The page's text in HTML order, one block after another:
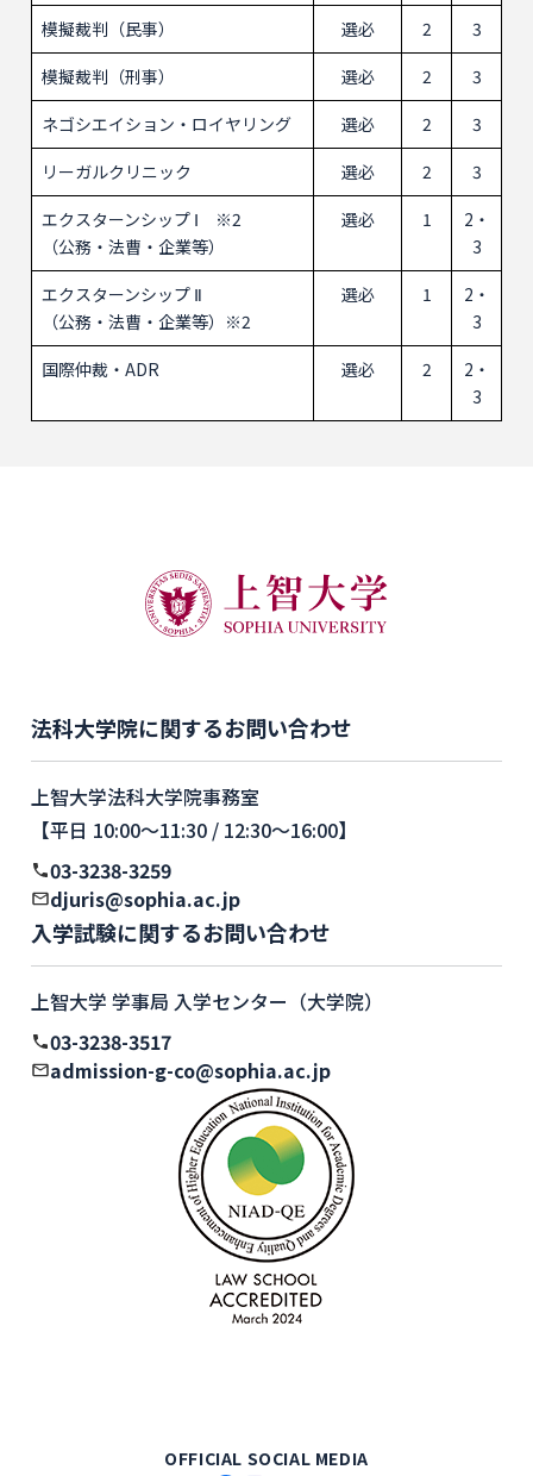
模擬裁判（民事）
選必 2
3
模擬裁判（刑事）
選必 2
3
ネゴシエイション・ロイヤリング
選必 2
3
リーガルクリニック
選必 2
3
エクスターンシップ Ⅰ ※2
（公務・法曹・企業等）
選必 1
2・
3
エクスターンシップ Ⅱ
（公務・法曹・企業等）※2
選必 1
2・
3
国際仲裁・ADR
選必 2
2・
3
法科大学院に関するお問い合わせ
上智大学法科大学院事務室
【平日 10:00〜11:30 / 12:30〜16:00】
03-3238-3259
djuris@sophia.ac.jp
入学試験に関するお問い合わせ
上智大学 学事局 入学センター（大学院）
03-3238-3517
admission-g-co@sophia.ac.jp
OFFICIAL SOCIAL MEDIA